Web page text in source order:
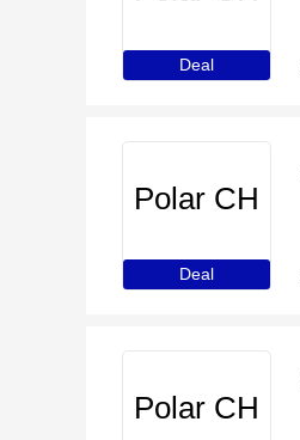
Deal
Polar CH
Deal
Polar CH